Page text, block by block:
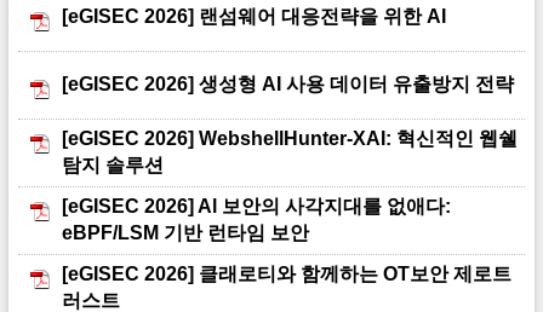
[eGISEC 2026] 랜섬웨어 대응전략을 위한 AI
[eGISEC 2026] 생성형 AI 사용 데이터 유출방지 전략
[eGISEC 2026] WebshellHunter-XAI: 혁신적인 웹쉘
탐지 솔루션
[eGISEC 2026] Al 보안의 사각지대를 없애다:
eBPF/LSM 기반 런타임 보안
[eGISEC 2026] 클래로티와 함께하는 OT보안 제로트
러스트